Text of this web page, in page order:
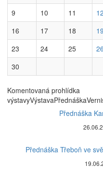
9
10 11 12
16
17 18 19
23
24 25 26
30
Komentovaná prohlídka
výstavyVýstavaPřednáška
Přednáška
Přednáška Třeboň ve